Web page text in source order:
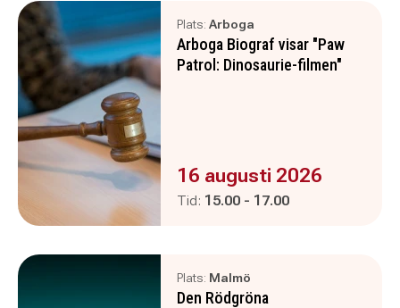
Plats: Arboga
Arboga Biograf visar "Paw
Patrol: Dinosaurie-filmen"
Evenemanget är :
16 augusti 2026
Tid: Pågår mellan
15.00 - och
17.00
Plats: Malmö
Den Rödgröna